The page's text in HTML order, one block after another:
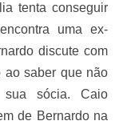
tenta conseguir
uma ex-
discute com
ao saber que não
sócia. Caio
de Bernardo na